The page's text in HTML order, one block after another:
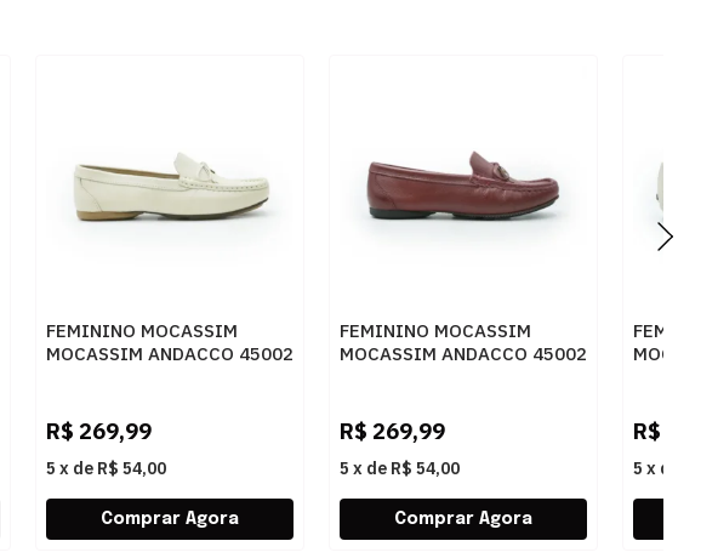
FEMININO MOCASSIM
MOCASSIM ANDACCO 45002
R$ 269,99
5 x de R$ 54,00
FEMININO MOCASSIM
MOCASSIM ANDACCO 45002
R$ 269,99
5 x de R$ 54,00
R$
5 x de